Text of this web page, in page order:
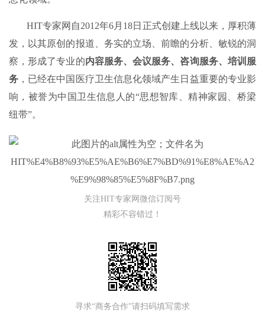
HIT专家网自2012年6月18日正式创建上线以来，厚积薄
发，以其原创的报道、务实的立场、前瞻的分析、敏锐的洞
察，形成了专业的内容服务、会议服务、咨询服务、培训服
务 ，已经在中国医疗卫生信息化领域产生日益重要的专业影
响，被誉为中国卫生信息人的“思想智库、精神家园、桥梁
纽带”。
关注HIT专家网微信订阅号
精彩不容错过！
寻求“商务合作”请扫码填写需求